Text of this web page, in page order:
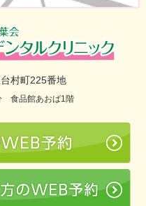
村町225番地
食品館あおば1階